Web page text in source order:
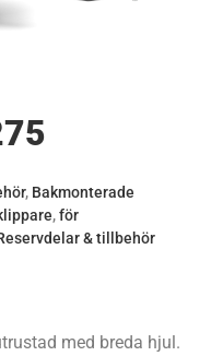
, Bakmonterade
,för
& tillbehör
med breda hjul.